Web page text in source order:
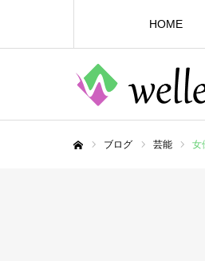
HOME
ブログ 芸能 女